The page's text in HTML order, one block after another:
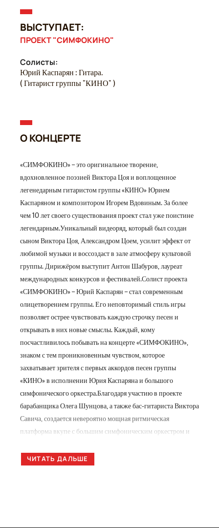
ВЫСТУПАЕТ:
ПРОЕКТ "СИМФОКИНО"
Солисты:
Юрий Каспарян : Гитара.
( Гитарист группы "КИНО" )
О КОНЦЕРТЕ
«СИМФОКИНО» – это оригинальное творение,
вдохновленное поэзией Виктора Цоя и воплощенное
легенедарным гитаристом группы «КИНО» Юрием
Каспаряном и композитором Игорем Вдовиным. За более
чем 10 лет своего существования проект стал уже поистине
легендарным.Уникальный видеоряд, который был создан
сыном Виктора Цоя, Александром Цоем, усилит эффект от
любимой музыки и воссоздаст в зале атмосферу культовой
группы. Дирижёром выступит Антон Шабуров, лауреат
международных конкурсов и фестивалей.Солист проекта
«СИМФОКИНО» – Юрий Каспарян – стал современным
олицетворением группы. Его неповторимый стиль игры
позволяет острее чувствовать каждую строчку песен и
открывать в них новые смыслы. Каждый, кому
посчастливилось побывать на концерте «СИМФОКИНО»,
знаком с тем проникновенным чувством, которое
захватывает зрителя с первых аккордов песен группы
«КИНО» в исполнении Юрия Каспаряна и большого
симфонического оркестра.Благодаря участию в проекте
барабанщика Олега Шунцова, а также бас-гитариста Виктора
Савича, создается невероятно мощная ритмическая
платформа вкупе с большим симфоническим оркестром и
концертная программа, в которую войдут лучшие
ЧИТАТЬ ДАЛЬШЕ